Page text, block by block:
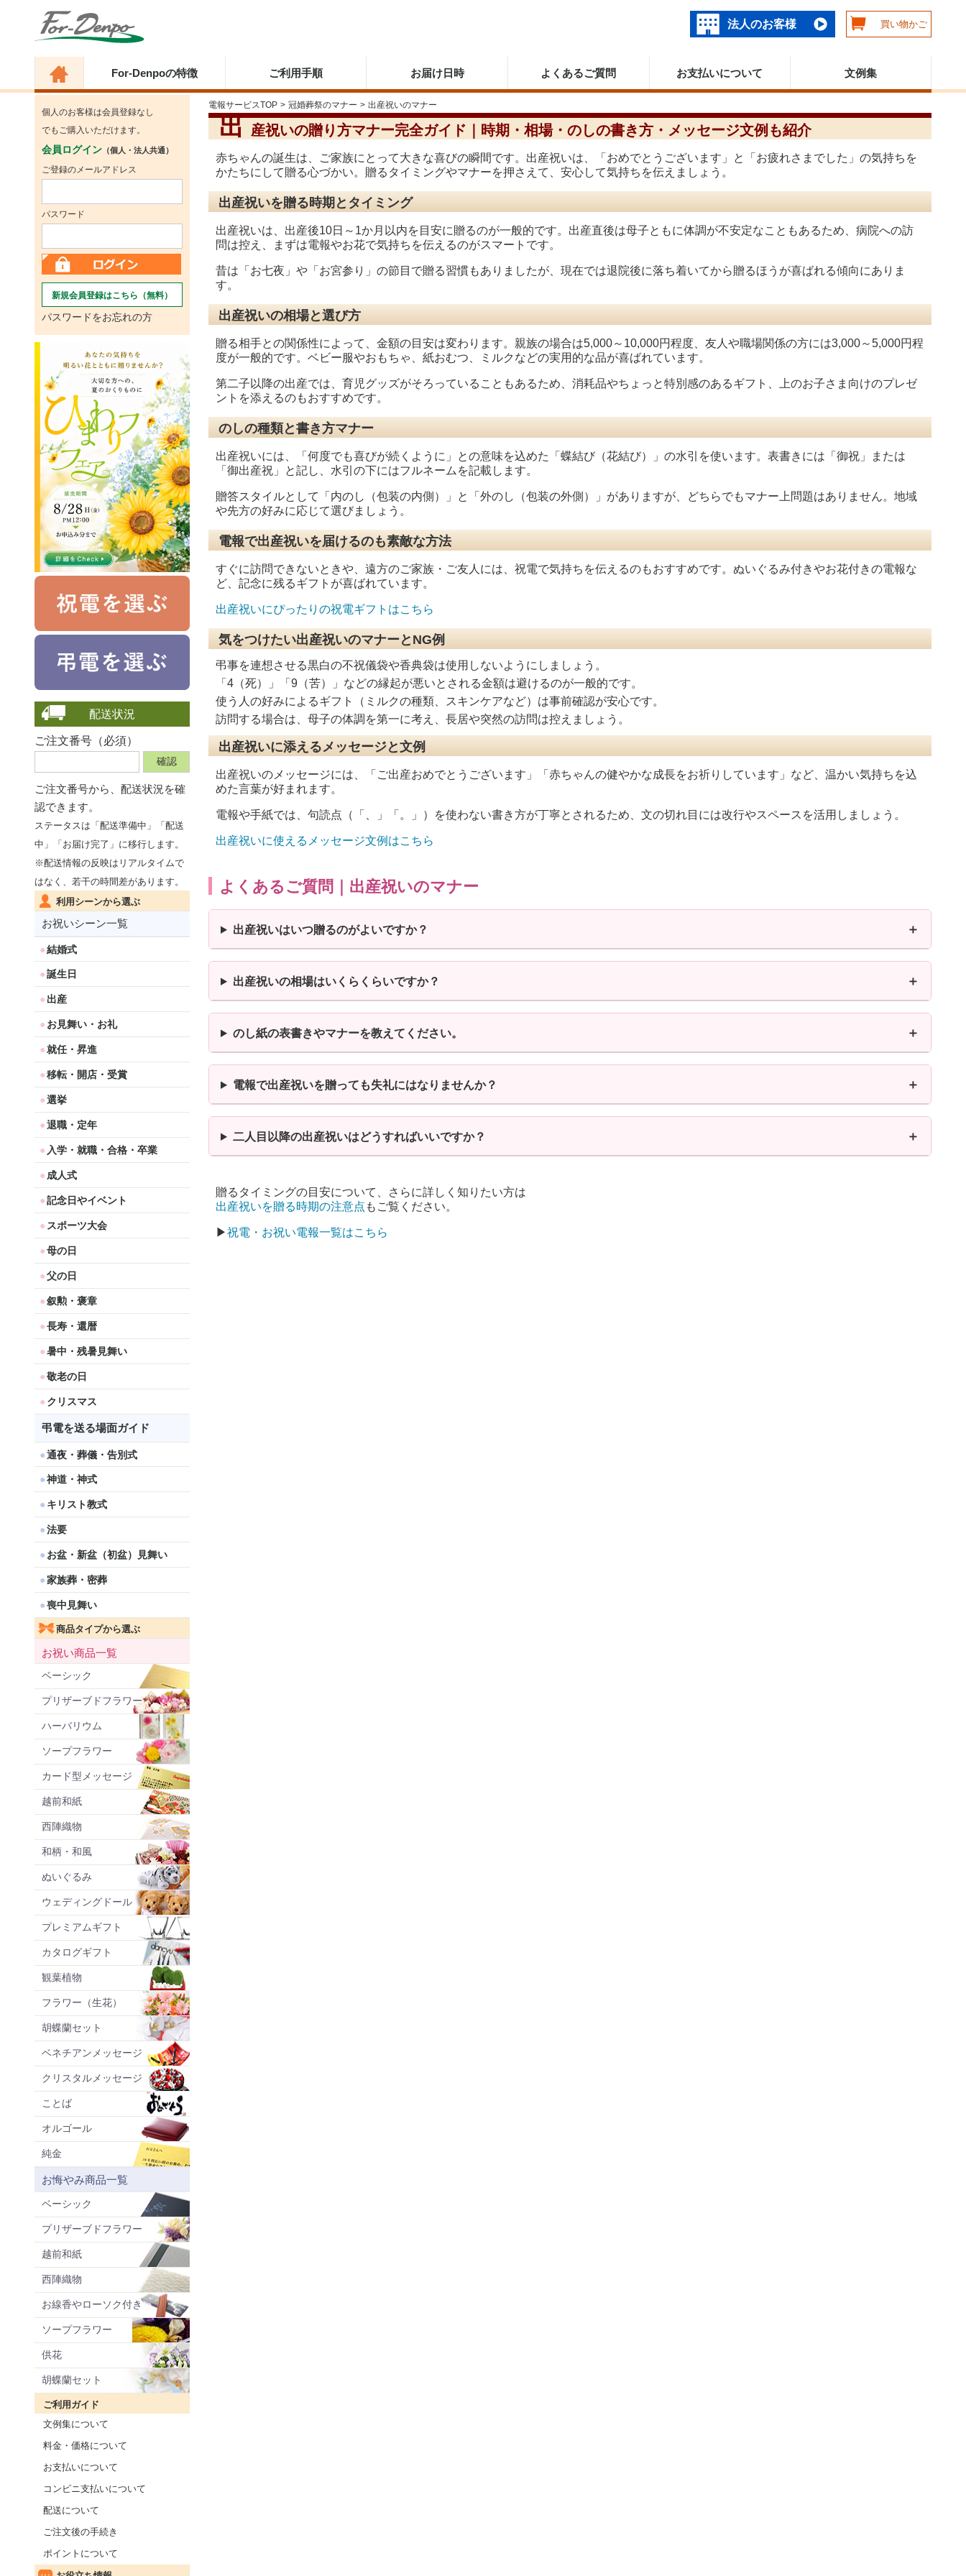
法人のお客様 買い物かご
For-Denpoの特徴 ご利用手順 お届け日時 よくあるご質問 お支払いについて 文例集
個人のお客様は会員登録なし
でもご購入いただけます。
会員ログイン （個人・法人共通）
ご登録のメールアドレス
パスワード
新規会員登録はこちら（無料）
パスワードをお忘れの方
配送状況
ご注文番号（必須）
ご注文番号から、 配送状況を確
認できます。
ステータスは「配送準備中」「配送
中」「お届け完了」に移行します。
※配送情報の反映はリアルタイムで
はなく、若干の時間差があります。
利用シーンから選ぶ
お祝いシーン一覧
結婚式
誕生日
出産
お見舞い・お礼
就任・昇進
移転・開店・受賞
選挙
退職・定年
入学・就職・合格・卒業
成人式
記念日やイベント
スポーツ大会
母の日
父の日
叙勲・褒章
長寿・還暦
暑中・残暑見舞い
敬老の日
クリスマス
弔電を送る場面ガイド
通夜・葬儀・告別式
神道・神式
キリスト教式
法要
お盆・新盆（初盆）見舞い
家族葬・密葬
喪中見舞い
商品タイプから選ぶ
お祝い商品一覧
ベーシック
プリザーブドフラワー
ハーバリウム
ソープフラワー
カード型メッセージ
越前和紙
西陣織物
和柄・和風
ぬいぐるみ
ウェディングドール
プレミアムギフト
カタログギフト
観葉植物
フラワー（生花）
胡蝶蘭セット
ベネチアンメッセージ
クリスタルメッセージ
ことば
オルゴール
純金
お悔やみ商品一覧
ベーシック
プリザーブドフラワー
越前和紙
西陣織物
お線香やローソク付き
ソープフラワー
供花
胡蝶蘭セット
ご利用ガイド
文例集について
料金・価格について
お支払いについて
コンビニ支払いについて
配送について
ご注文後の手続き
ポイントについて
電報サービスTOP > 冠婚葬祭のマナー > 出産祝いのマナー
出 産祝いの贈り方マナー完全ガイド｜時期・相場・のしの書き方・メッセージ文例も紹介
赤ちゃんの誕生は、ご家族にとって大きな喜びの瞬間です。出産祝いは、「おめでとうございます」と「お疲れさまでした」の気持ちを
かたちにして贈る心づかい。贈るタイミングやマナーを押さえて、安心して気持ちを伝えましょう。
出産祝いを贈る時期とタイミング
出産祝いは、出産後10日～1か月以内を目安に贈るのが一般的です。出産直後は母子ともに体調が不安定なこともあるため、病院への訪
問は控え、まずは電報やお花で気持ちを伝えるのがスマートです。
昔は「お七夜」や「お宮参り」の節目で贈る習慣もありましたが、現在では退院後に落ち着いてから贈るほうが喜ばれる傾向にありま
す。
出産祝いの相場と選び方
贈る相手との関係性によって、金額の目安は変わります。親族の場合は5,000～10,000円程度、友人や職場関係の方には3,000～5,000円程
度が一般的です。ベビー服やおもちゃ、紙おむつ、ミルクなどの実用的な品が喜ばれています。
第二子以降の出産では、育児グッズがそろっていることもあるため、消耗品やちょっと特別感のあるギフト、上のお子さま向けのプレゼ
ントを添えるのもおすすめです。
のしの種類と書き方マナー
出産祝いには、「何度でも喜びが続くように」との意味を込めた「蝶結び（花結び）」の水引を使います。表書きには「御祝」または
「御出産祝」と記し、水引の下にはフルネームを記載します。
贈答スタイルとして「内のし（包装の内側）」と「外のし（包装の外側）」がありますが、どちらでもマナー上問題はありません。地域
や先方の好みに応じて選びましょう。
電報で出産祝いを届けるのも素敵な方法
すぐに訪問できないときや、遠方のご家族・ご友人には、祝電で気持ちを伝えるのもおすすめです。ぬいぐるみ付きやお花付きの電報な
ど、記念に残るギフトが喜ばれています。
出産祝いにぴったりの祝電ギフトはこちら
気をつけたい出産祝いのマナーとNG例
弔事を連想させる黒白の不祝儀袋や香典袋は使用しないようにしましょう。
「4（死）」「9（苦）」などの縁起が悪いとされる金額は避けるのが一般的です。
使う人の好みによるギフト（ミルクの種類、スキンケアなど）は事前確認が安心です。
訪問する場合は、母子の体調を第一に考え、長居や突然の訪問は控えましょう。
出産祝いに添えるメッセージと文例
出産祝いのメッセージには、「ご出産おめでとうございます」「赤ちゃんの健やかな成長をお祈りしています」など、温かい気持ちを込
めた言葉が好まれます。
電報や手紙では、句読点（「、」「。」）を使わない書き方が丁寧とされるため、文の切れ目には改行やスペースを活用しましょう。
出産祝いに使えるメッセージ文例はこちら
よくあるご質問｜出産祝いのマナー
出産祝いはいつ贈るのがよいですか？
出産祝いの相場はいくらくらいですか？
のし紙の表書きやマナーを教えてください。
電報で出産祝いを贈っても失礼にはなりませんか？
二人目以降の出産祝いはどうすればいいですか？
贈るタイミングの目安について、さらに詳しく知りたい方は
出産祝いを贈る時期の注意点 もご覧ください。
▶祝電・お祝い電報一覧はこちら